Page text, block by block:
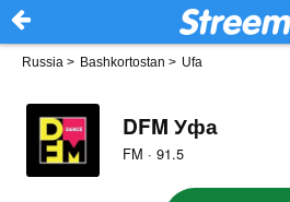
Russia > Bashkortostan > Ufa
DFM Уфа
FM · 91.5